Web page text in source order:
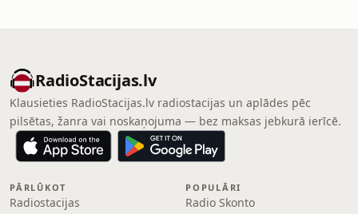
RadioStacijas.lv
Klausieties RadioStacijas.lv radiostacijas un aplādes pēc
pilsētas, žanra vai noskaņojuma — bez maksas jebkurā ierīcē.
PĀRLŪKOT
Radiostacijas
POPULĀRI
Radio Skonto